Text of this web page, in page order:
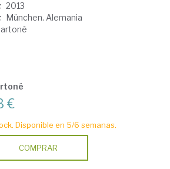
2013
München. Alemania
€
Disponible en 5/6 semanas.
COMPRAR